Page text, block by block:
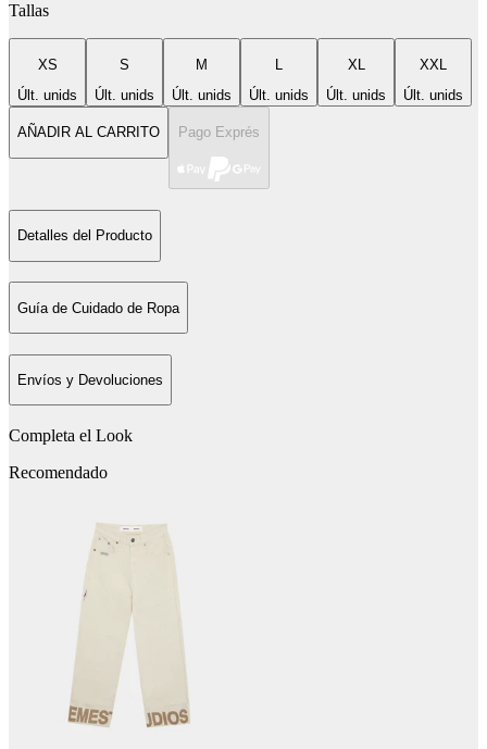
Tallas
XS
Últ. unids
S
Últ. unids
M
Últ. unids
L
Últ. unids
XL
Últ. unids
XXL
Últ. unids
AÑADIR AL CARRITO Pago Exprés
Detalles del Producto
Guía de Cuidado de Ropa
Envíos y Devoluciones
Completa el Look
Recomendado